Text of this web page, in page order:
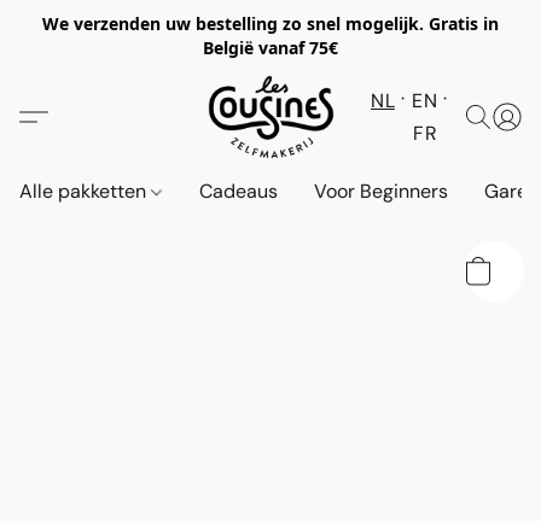
We verzenden uw bestelling zo snel mogelijk. Gratis in
België vanaf 75€
NL
EN
FR
Alle pakketten Cadeaus Voor Beginners